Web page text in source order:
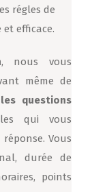
régles de
efficace.
, nous vous
même de
questions
qui vous
Vous
durée de
points